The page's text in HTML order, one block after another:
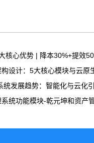
核心优势 | 降本30%+提效
设计：5大核心模块与云原
统发展趋势：智能化与云化
统功能模块-乾元坤和资产